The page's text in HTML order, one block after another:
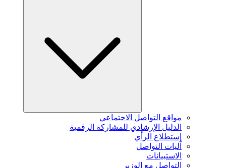
مواقع التواصل الاجتماعي
الدليل الإرشادي للمشاركة الرقمية
إستطلاع الرأي
آليات التواصل
الاستبيانات
التواصل مع الوزير